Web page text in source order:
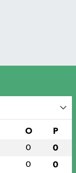
O P
0 0
0 0